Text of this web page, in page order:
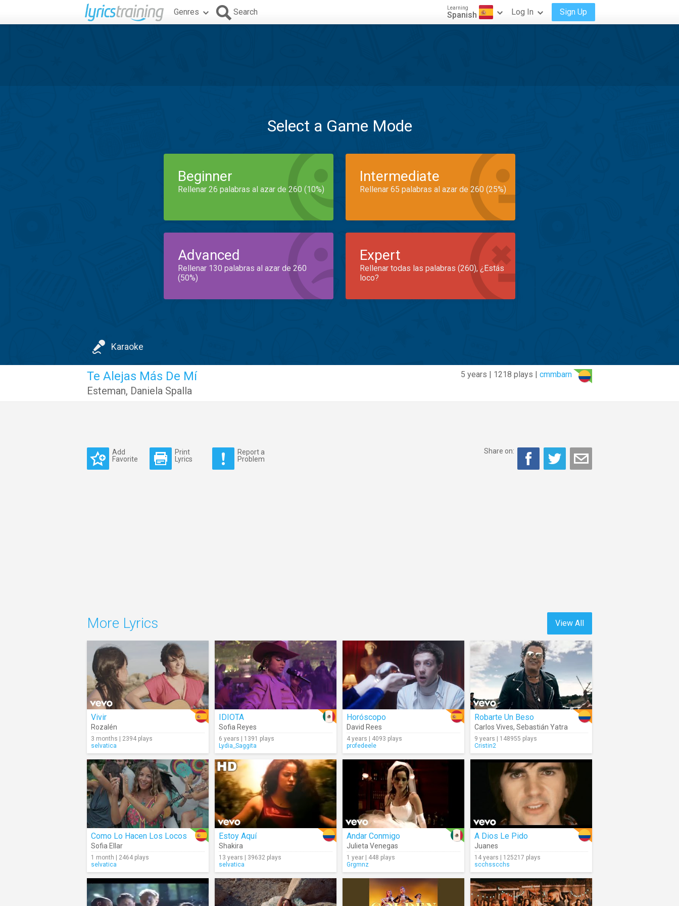
Genres Search Learning
Spanish Log In Sign Up
Select a Game Mode
Beginner
Rellenar 26 palabras al azar de 260 (10%)
Intermediate
Rellenar 65 palabras al azar de 260 (25%)
Advanced
Rellenar 130 palabras al azar de 260
(50%)
Expert
Rellenar todas las palabras (260), ¿Estás
loco?
Karaoke
5 years | 1218 plays | cmmbarn
Te Alejas Más De Mí
Esteman, Daniela Spalla
Add
Favorite
Print
Lyrics
Report a
Problem
Share on:
View All
More Lyrics
Vivir
Rozalén
3 months | 2394 plays
selvatica
IDIOTA
Sofia Reyes
6 years | 1391 plays
Lydia_Saggita
Horóscopo
David Rees
4 years | 4093 plays
profedeele
Robarte Un Beso
Carlos Vives, Sebastián Yatra
9 years | 148955 plays
Cristin2
Como Lo Hacen Los Locos
Sofia Ellar
1 month | 2464 plays
selvatica
Estoy Aquí
Shakira
13 years | 39632 plays
selvatica
Andar Conmigo
Julieta Venegas
1 year | 448 plays
Grgmnz
A Dios Le Pido
Juanes
14 years | 125217 plays
scchsscchs